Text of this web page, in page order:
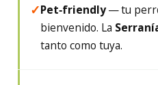
✓Pet‑friendly— tu
bienvenido. La
tanto como tuya.